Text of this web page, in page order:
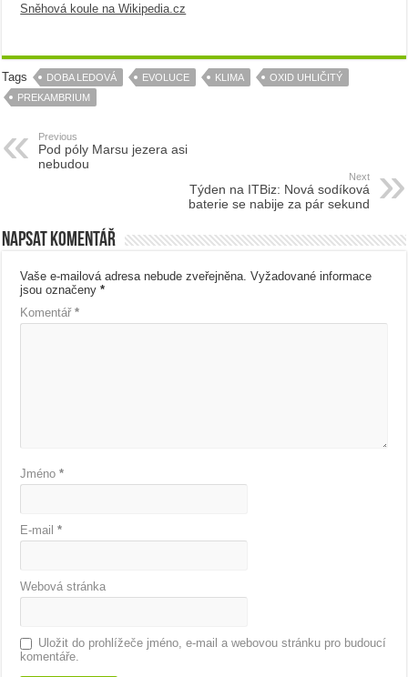
Sněhová koule na Wikipedia.cz
Tags DOBA LEDOVÁ EVOLUCE KLIMA
OXID UHLIČITÝ
PREKAMBRIUM
Previous
Pod póly Marsu jezera asi
nebudou
Next
Týden na ITBiz: Nová sodíková
baterie se nabije za pár sekund
Napsat komentář
Vaše e-mailová adresa nebude zveřejněna. Vyžadované informace
jsou označeny*
Komentář*
Jméno*
E-mail*
Webová stránka
Uložit do prohlížeče jméno, e-mail a webovou stránku pro budoucí
komentáře.